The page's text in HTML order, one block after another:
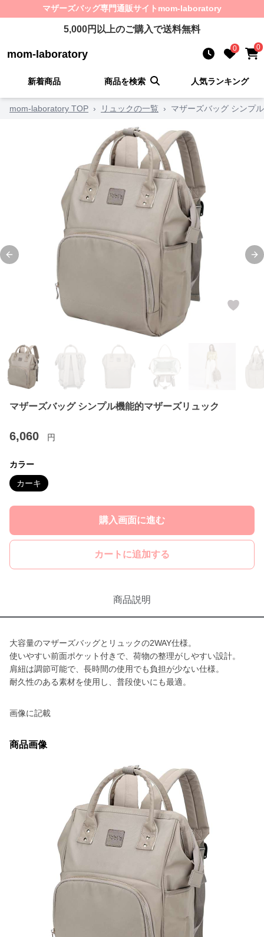
マザーズバッグ専門通販サイト mom-laboratory
5,000円以上のご購入で送料無料
mom-laboratory 0 0
新着商品 商品を検索 人気ランキング
mom-laboratory TOP › リュックの一覧 › マザーズバッグ シンプ
Previous slide
マザーズバッグ シンプル機能的マザーズリュック
6,060 円
カラー
カーキ
購入画面に進む
カートに追加する
商品説明
大容量のマザーズバッグとリュックの2WAY仕様。
使いやすい前面ポケット付きで、荷物の整理がしやすい設計。
肩紐は調節可能で、長時間の使用でも負担が少ない仕様。
耐久性のある素材を使用し、普段使いにも最適。
画像に記載
商品画像